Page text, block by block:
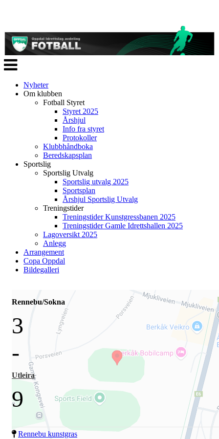
Veksle
navigasjon
Nyheter
Om klubben
Fotball Styret
Styret 2025
Årshjul
Info fra styret
Protokoller
Klubbhåndboka
Beredskapsplan
Sportslig
Sportslig Utvalg
Sportslig utvalg 2025
Sportsplan
Årshjul Sportslig Utvalg
Treningstider
Treningstider Kunstgressbanen 2025
Treningstider Gamle Idrettshallen 2025
Lagoversikt 2025
Anlegg
Arrangement
Copa Oppdal
Bildegalleri
Rennebu/Sokna
3
-
Utleira
9
Rennebu kunstgras